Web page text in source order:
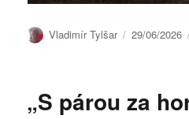
Autor:
Vladimír Tylšar 29/06/2026
„S párou za